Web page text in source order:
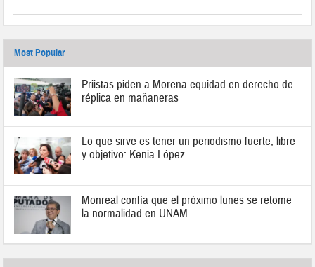
Most Popular
Priistas piden a Morena equidad en derecho de
réplica en mañaneras
Lo que sirve es tener un periodismo fuerte, libre
y objetivo: Kenia López
Monreal confía que el próximo lunes se retome
la normalidad en UNAM